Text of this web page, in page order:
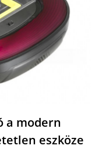
a modern
eszköze